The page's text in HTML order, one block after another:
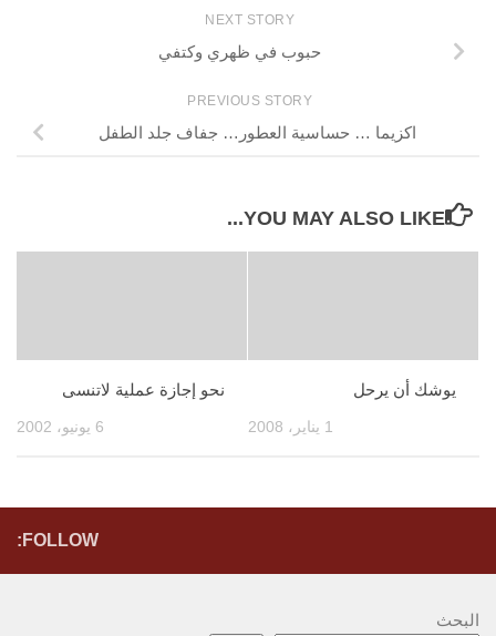
NEXT STORY
حبوب في ظهري وكتفي
PREVIOUS STORY
اكزيما … حساسية العطور… جفاف جلد الطفل
YOU MAY ALSO LIKE...
نحو إجازة عملية لاتنسى
6 يونيو، 2002
يوشك أن يرحل
1 يناير، 2008
FOLLOW:
البحث